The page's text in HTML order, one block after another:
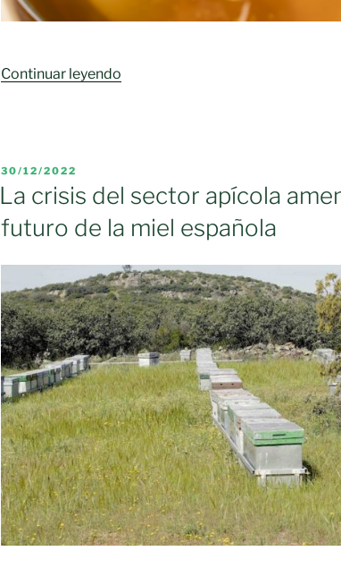
Continuar leyendo
un
millón
euros
a
mejorar
la
producción
y
comercialización
de
los
productos
de
la
apicultura»
PUBLICADO
EL
30/12/2022
La crisis del sector apícola
futuro de la miel española